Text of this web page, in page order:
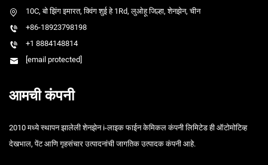
10C, बो झिंग इमारत, क्विंग शुई हे 1Rd, लुओहू जिल्हा, शेनझेन, चीन
+86-18923798198
+1 8884148814
[email protected]
आमची कंपनी
2010 मध्ये स्थापन झालेली शेनझेन i-लाइक फाईन केमिकल कंपनी लिमिटेड ही ऑटोमोटिव्ह
देखभाल, पेंट आणि गृहसंचार उत्पादनांची जागतिक उत्पादक कंपनी आहे.